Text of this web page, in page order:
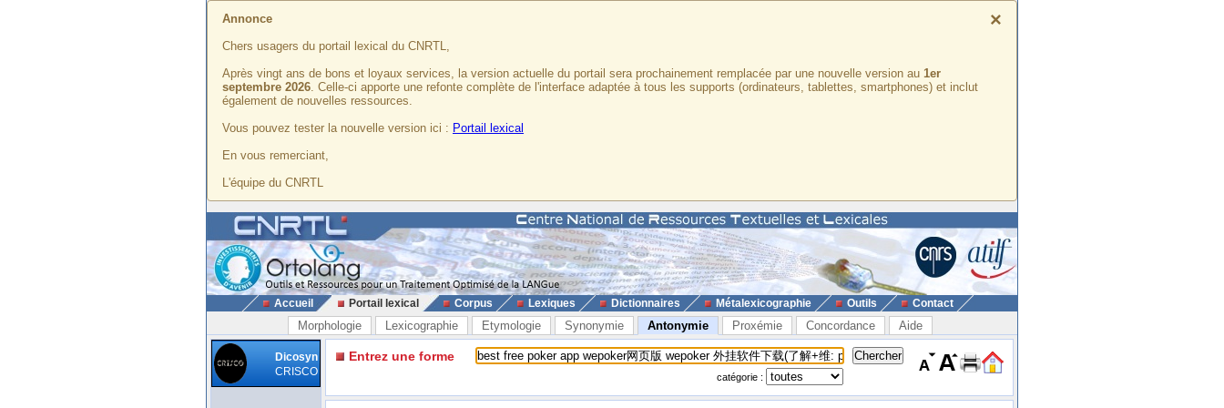
×
Annonce
Chers usagers du portail lexical du CNRTL,
Après vingt ans de bons et loyaux services, la version actuelle du portail sera prochainement remplacée par une nouvelle version au 1er
septembre 2026. Celle-ci apporte une refonte complète de l'interface adaptée à tous les supports (ordinateurs, tablettes, smartphones) et inclut
également de nouvelles ressources.
Vous pouvez tester la nouvelle version ici : Portail lexical
En vous remerciant,
L'équipe du CNRTL
Accueil Portail lexical Corpus Lexiques Dictionnaires Métalexicographie Outils Contact
Morphologie Lexicographie Etymologie Synonymie Antonymie Proxémie Concordance Aide
Dicosyn
CRISCO
Entrez une forme
catégorie :